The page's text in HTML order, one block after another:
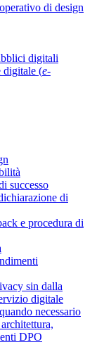
di design
digitali
digitale (e-
successo
di
e procedura di
sin dalla
digitale
necessario
DPO